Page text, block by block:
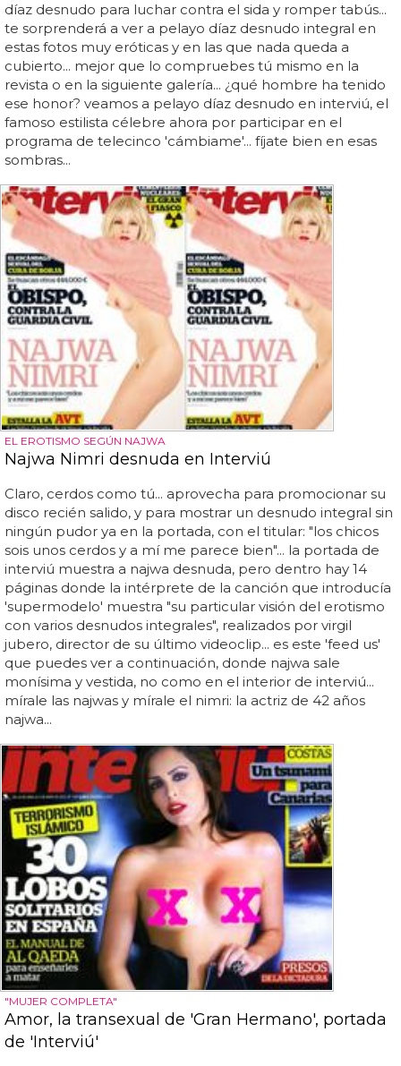
díaz desnudo para luchar contra el sida y romper tabús...
te sorprenderá a ver a pelayo díaz desnudo integral en
estas fotos muy eróticas y en las que nada queda a
cubierto... mejor que lo compruebes tú mismo en la
revista o en la siguiente galería... ¿qué hombre ha tenido
ese honor? veamos a pelayo díaz desnudo en interviú, el
famoso estilista célebre ahora por participar en el
programa de telecinco 'cámbiame'... fíjate bien en esas
sombras...
EL EROTISMO SEGÚN NAJWA
Najwa Nimri desnuda en Interviú
Claro, cerdos como tú... aprovecha para promocionar su
disco recién salido, y para mostrar un desnudo integral sin
ningún pudor ya en la portada, con el titular: "los chicos
sois unos cerdos y a mí me parece bien"... la portada de
interviú muestra a najwa desnuda, pero dentro hay 14
páginas donde la intérprete de la canción que introducía
'supermodelo' muestra "su particular visión del erotismo
con varios desnudos integrales", realizados por virgil
jubero, director de su último videoclip... es este 'feed us'
que puedes ver a continuación, donde najwa sale
monísima y vestida, no como en el interior de interviú...
mírale las najwas y mírale el nimri: la actriz de 42 años
najwa...
"MUJER COMPLETA"
Amor, la transexual de 'Gran Hermano', portada
de 'Interviú'